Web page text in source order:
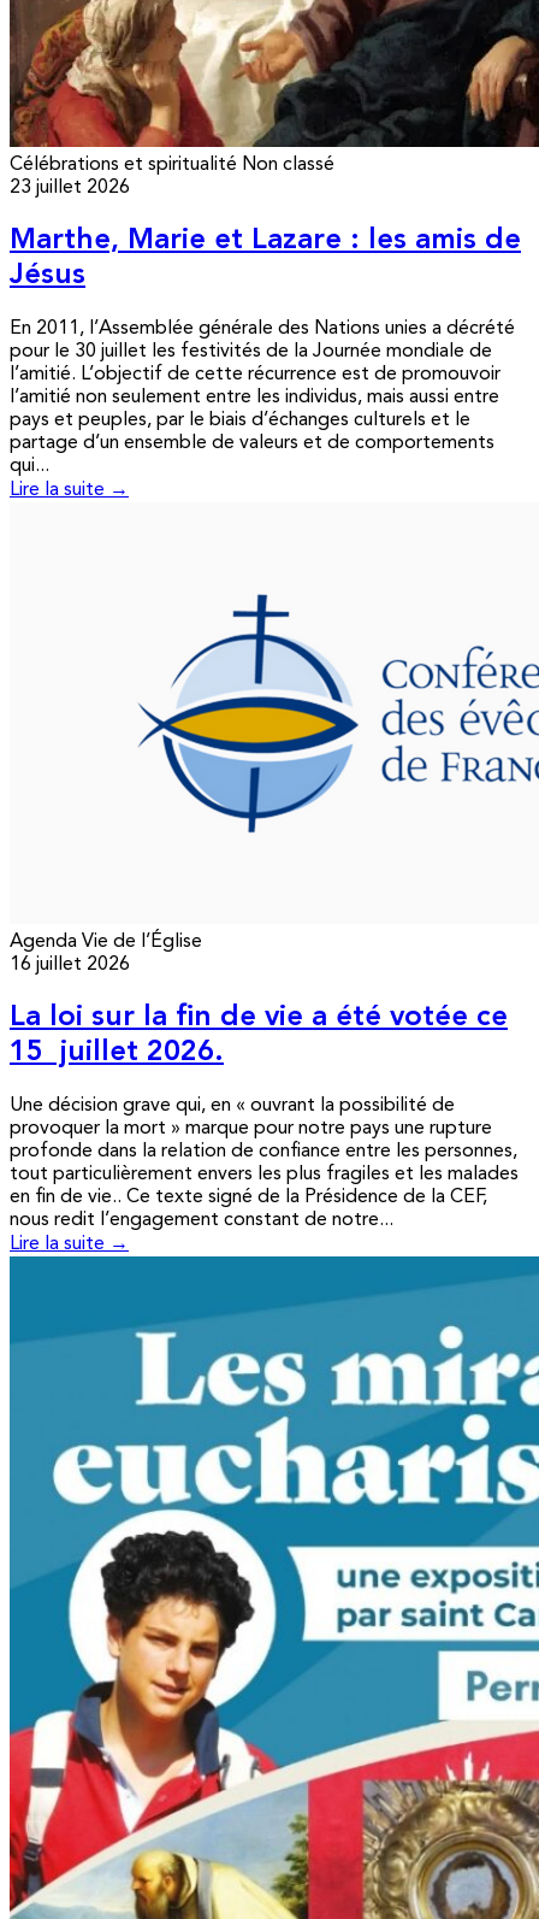
Célébrations et spiritualité Non classé
23 juillet 2026
Marthe, Marie et Lazare : les amis de
Jésus
En 2011, l’Assemblée générale des Nations unies a décrété
pour le 30 juillet les festivités de la Journée mondiale de
l’amitié. L’objectif de cette récurrence est de promouvoir
l’amitié non seulement entre les individus, mais aussi entre
pays et peuples, par le biais d’échanges culturels et le
partage d’un ensemble de valeurs et de comportements
qui...
Lire la suite →
Agenda Vie de l’Église
16 juillet 2026
La loi sur la fin de vie a été votée ce
15 juillet 2026.
Une décision grave qui, en « ouvrant la possibilité de
provoquer la mort » marque pour notre pays une rupture
profonde dans la relation de confiance entre les personnes,
tout particulièrement envers les plus fragiles et les malades
en fin de vie.. Ce texte signé de la Présidence de la CEF,
nous redit l’engagement constant de notre...
Lire la suite →